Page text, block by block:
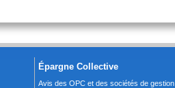
Épargne Collective
Avis des OPC et des sociétés de gestion